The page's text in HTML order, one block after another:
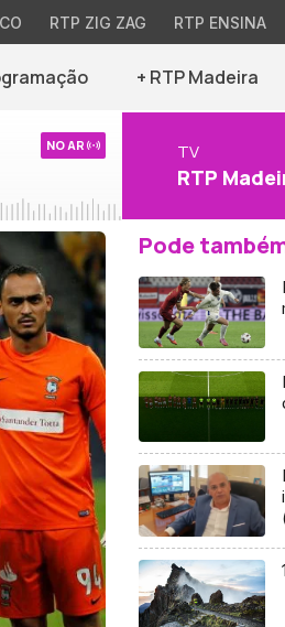
RTP ZIG ZAG RTP ENSINA
+ RTP Madeira
NO AR TV
RTP
Pode